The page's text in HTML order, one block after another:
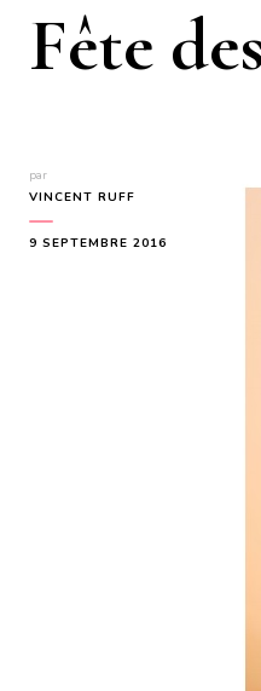
Fête
par
VINCENT RUFF
9 SEPTEMBRE 2016